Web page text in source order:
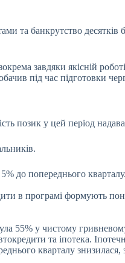
та банкрутство
завдяки якісній
під час підготовки
позик у цей період
до попереднього
в програмі формують
55% у чистому
та іпотека.
кварталу